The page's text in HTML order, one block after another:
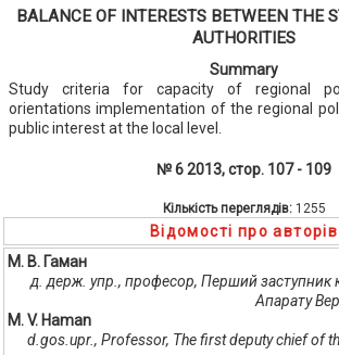
BALANCE OF INTERESTS BETWEEN THE
AUTHORITIES
Summary
Study criteria for capacity of regional
orientations implementation of the regional
public interest at the local level.
№ 6 2013, стор. 107 - 109
Кількість переглядів: 1255
Відомості про авторів
М. В. Гаман
д. держ. упр., професор, Перший заступник
Апарату
M. V. Haman
d.gos.upr., Professor, The first deputy chief of